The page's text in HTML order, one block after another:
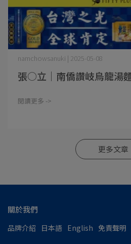
namchowsanuki | 2025-05-08
張○立｜南僑讚岐烏龍湯
閱讀更多 ->
更多文章
關於我們
品牌介紹 日本語 English 免責聲明